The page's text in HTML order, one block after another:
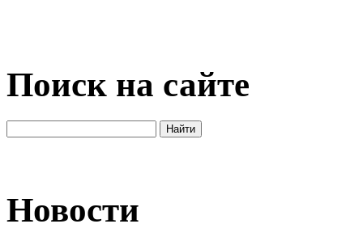
Поиск на сайте
Новости